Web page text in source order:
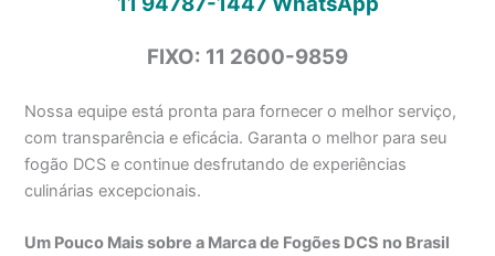
FIXO: 11 2600-9859
Nossa equipe está pronta para fornecer o melhor serviço,
com transparência e eficácia. Garanta o melhor para seu
fogão DCS e continue desfrutando de experiências
culinárias excepcionais.
Um Pouco Mais sobre a Marca de Fogões DCS no Brasil